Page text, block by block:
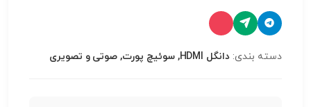
دسته بندی: دانگل HDMI, سوئیچ پورت, صوتی و تصویری